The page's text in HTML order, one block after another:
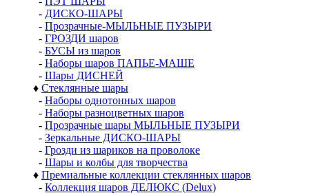
- ДИСКО-ШАРЫ
- Прозрачные-МЫЛЬНЫЕ ПУЗЫРИ
- ГРОЗДИ шаров
- БУСЫ из шаров
- Наборы шаров ПАПЬЕ-МАШЕ
- Шары ДИСНЕЙ
♦ Стеклянные шары
- Наборы однотонных шаров
- Наборы разноцветных шаров
- Прозрачные шары МЫЛЬНЫЕ ПУЗЫРИ
- Зеркальные ДИСКО-ШАРЫ
- Грозди из шариков на проволоке
- Шары и колбы для творчества
♦ Премиальные коллекции стеклянных шаров
- Коллекция шаров ДЕЛЮКС (Delux)